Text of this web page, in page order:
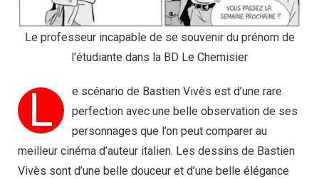
Le professeur incapable de se souvenir du prénom de
l'étudiante dans la BD Le Chemisier
L
e scénario de Bastien Vivès est d’une rare
perfection avec une belle observation de ses
personnages que l’on peut comparer au
meilleur cinéma d’auteur italien. Les dessins de Bastien
Vivès sont d’une belle douceur et d’une belle élégance